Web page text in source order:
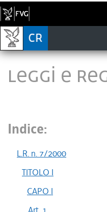
LEGGI E
Indice:
L.R. n. 7/2000
TITOLO I
CAPO I